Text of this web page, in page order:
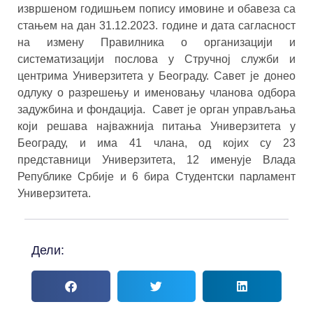
извршеном годишњем попису имовине и обавеза са
стањем на дан 31.12.2023. године и дата сагласност
на измену Правилника о организацији и
систематизацији послова у Стручној служби и
центрима Универзитета у Београду. Савет је донео
одлуку о разрешењу и именовању члановa одбора
задужбина и фондација. Савет је орган управљања
који решава најважнија питања Универзитета у
Београду, и има 41 члана, од којих су 23
представници Универзитета, 12 именује Влада
Републике Србије и 6 бира Студентски парламент
Универзитета.
Дели: